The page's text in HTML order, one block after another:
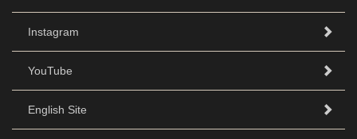
Instagram
YouTube
English Site